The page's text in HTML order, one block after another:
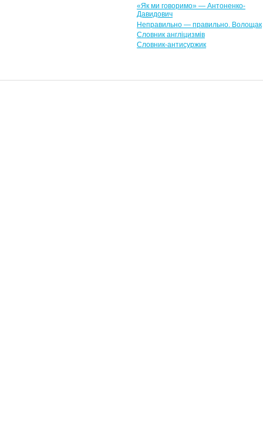
«Як ми говоримо» — Антоненко-
Давидович
Неправильно — правильно. Волощак
Словник англіцизмів
Словник-антисуржик